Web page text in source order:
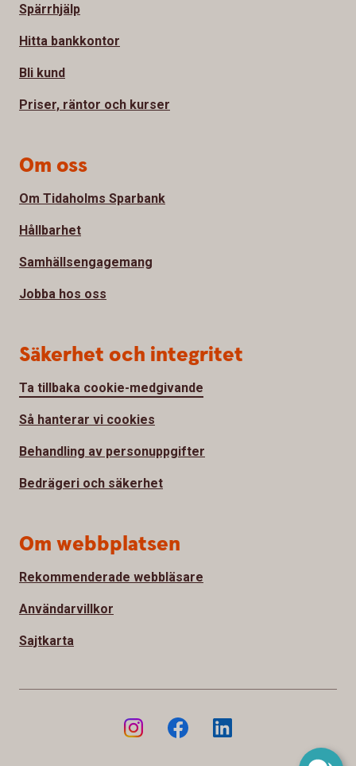
Spärrhjälp
Hitta bankkontor
Bli kund
Priser, räntor och kurser
Om oss
Om Tidaholms Sparbank
Hållbarhet
Samhällsengagemang
Jobba hos oss
Säkerhet och integritet
Ta tillbaka cookie-medgivande
Så hanterar vi cookies
Behandling av personuppgifter
Bedrägeri och säkerhet
Om webbplatsen
Rekommenderade webbläsare
Användarvillkor
Sajtkarta